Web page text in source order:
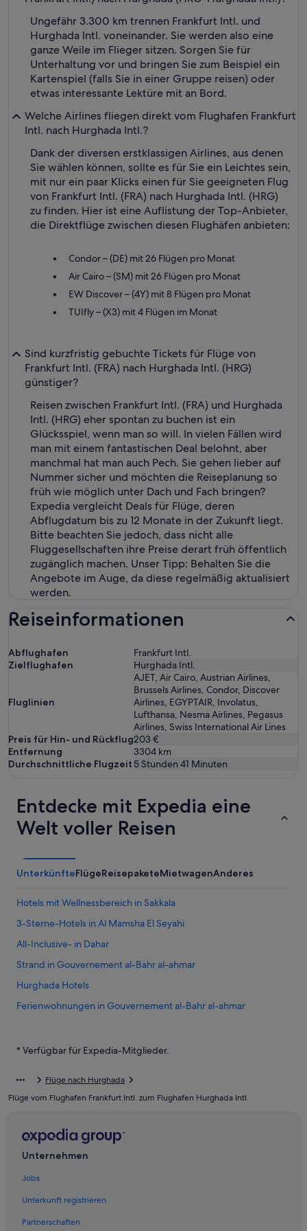
Ungefähr 3.300 km trennen Frankfurt Intl. und
Hurghada Intl. voneinander. Sie werden also eine
ganze Weile im Flieger sitzen. Sorgen Sie für
Unterhaltung vor und bringen Sie zum Beispiel ein
Kartenspiel (falls Sie in einer Gruppe reisen) oder
etwas interessante Lektüre mit an Bord.
Welche Airlines fliegen direkt vom Flughafen Frankfurt
Intl. nach Hurghada Intl.?
Dank der diversen erstklassigen Airlines, aus denen
Sie wählen können, sollte es für Sie ein Leichtes sein,
mit nur ein paar Klicks einen für Sie geeigneten Flug
von Frankfurt Intl. (FRA) nach Hurghada Intl. (HRG)
zu finden. Hier ist eine Auflistung der Top-Anbieter,
die Direktflüge zwischen diesen Flughäfen anbieten:
Condor – (DE) mit 26 Flügen pro Monat
Air Cairo – (SM) mit 26 Flügen pro Monat
EW Discover – (4Y) mit 8 Flügen pro Monat
TUIfly – (X3) mit 4 Flügen im Monat
Sind kurzfristig gebuchte Tickets für Flüge von
Frankfurt Intl. (FRA) nach Hurghada Intl. (HRG)
günstiger?
Reisen zwischen Frankfurt Intl. (FRA) und Hurghada
Intl. (HRG) eher spontan zu buchen ist ein
Glücksspiel, wenn man so will. In vielen Fällen wird
man mit einem fantastischen Deal belohnt, aber
manchmal hat man auch Pech. Sie gehen lieber auf
Nummer sicher und möchten die Reiseplanung so
früh wie möglich unter Dach und Fach bringen?
Expedia vergleicht Deals für Flüge, deren
Abflugdatum bis zu 12 Monate in der Zukunft liegt.
Bitte beachten Sie jedoch, dass nicht alle
Fluggesellschaften ihre Preise derart früh öffentlich
zugänglich machen. Unser Tipp: Behalten Sie die
Angebote im Auge, da diese regelmäßig aktualisiert
werden.
Reiseinformationen
Abflughafen
Frankfurt Intl.
Zielflughafen
Hurghada Intl.
Fluglinien
AJET, Air Cairo, Austrian Airlines,
Brussels Airlines, Condor, Discover
Airlines, EGYPTAIR, Involatus,
Lufthansa, Nesma Airlines, Pegasus
Airlines, Swiss International Air Lines
Preis für Hin- und Rückflug203 €
Entfernung
3304 km
Durchschnittliche Flugzeit5 Stunden 41 Minuten
Entdecke mit Expedia eine
Welt voller Reisen
UnterkünfteFlügeReisepaketeMietwagenAnderes
Hotels mit Wellnessbereich in Sakkala
3-Sterne-Hotels in Al Mamsha El Seyahi
All-Inclusive- in Dahar
Strand in Gouvernement al-Bahr al-ahmar
Hurghada Hotels
Ferienwohnungen in Gouvernement al-Bahr al-ahmar
5-Sterne-Hotels in Hurghada
Hotels mit Wellnessbereich in Village Road
Hotels nahe Hurghada Museum
All-Inclusive- in Hurghada
* Verfügbar für Expedia-Mitglieder.
Flüge nach Hurghada
Flüge vom Flughafen Frankfurt Intl. zum Flughafen Hurghada Intl.
Unternehmen
Jobs
Unterkunft registrieren
Partnerschaften